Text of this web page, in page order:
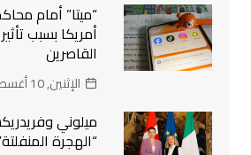
“ميتا” أمام
أمريكا بسبب
القاصرين
الإثنين, 10 أغسطس 2026, 16:54
ميلوني
“الهجرة